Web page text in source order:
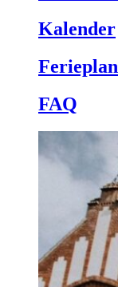
Kalender
Ferieplan
FAQ